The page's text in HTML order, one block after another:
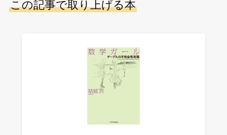
この記事で取り上げる本